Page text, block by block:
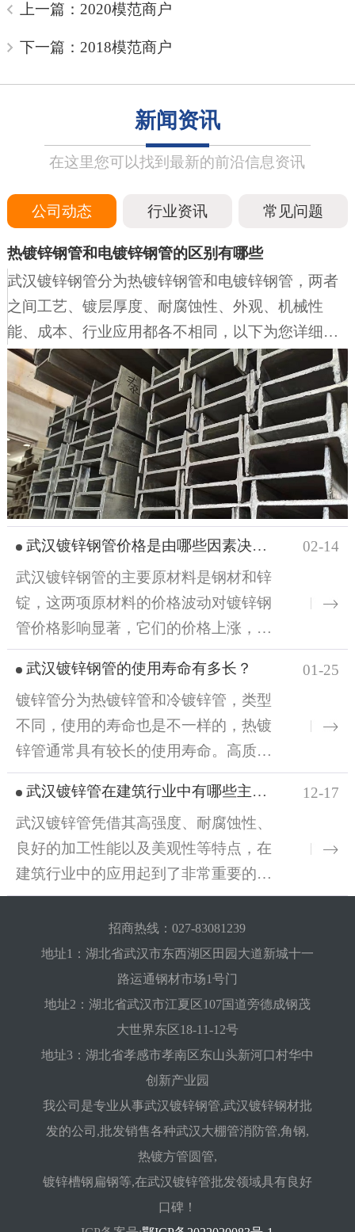
上一篇：2020模范商户
下一篇：2018模范商户
新闻资讯
在这里您可以找到最新的前沿信息资讯
公司动态 行业资讯 常见问题
热镀锌钢管和电镀锌钢管的区别有哪些
武汉镀锌钢管分为热镀锌钢管和电镀锌钢管，两者
之间工艺、镀层厚度、耐腐蚀性、外观、机械性
能、成本、行业应用都各不相同，以下为您详细说
明一、工艺方面1、热镀锌钢管：先将钢管进行酸洗
以去除表面的氧化铁，然后通过氯化铵或氯化锌水
溶液等进行清洗，再送入温度约 450℃的热浸镀槽
中，使钢管基体与熔融的镀液发生复杂的物理、化
学反应，形成锌 - 铁合金层。2、电镀锌钢管：利用
电解设备，将经过除油、酸洗后的钢管放入成分为
锌盐的溶液中并连接电解设备的负极，在对面放置
锌板连接正极，接通电源后，利用电流使锌离子在
管：镀层较厚，通常为50-100微米。2、电镀锌钢
管：镀层较薄，通常为5-30微米。三、耐腐蚀性能
和机械性能1、耐腐蚀性：热镀锌钢管的锌层厚，合
金层与纯锌层、钢管基体融为一体，耐腐蚀能力
层，容易脱落，耐腐蚀性能较差。2、镀层结合力：
热镀锌钢管的镀层与基体形成冶金结合，结合力
强，在受到外力冲击或摩擦时，镀层不易剥落；电
镀锌钢管的镀层与基体结合力相对较弱，外力作用
下易出现剥落现象。1、四、价格方面热镀锌钢管生
产工艺复杂...
武汉镀锌钢管价格是由哪些因素决定的
02-14
武汉镀锌钢管的主要原材料是钢材和锌
锭，这两项原材料的价格波动对镀锌钢
管价格影响显著，它们的价格上涨，镀
锌钢管价格也会随之上升；镀锌工艺有
热镀锌和冷镀锌之分。热镀锌层厚，耐
腐蚀性强，生产工艺相对复杂，成本较
高，价格也比冷镀锌钢管高。冷镀锌工
艺相对简单，成本较低，但耐腐蚀性不
如热镀锌，价格也相对较低。镀锌钢管
的另一个关键的因素，镀锌钢管的直
径、壁厚等规格不同，价格也不同。一
般来说，直径越大、壁厚越厚，生产所
格也就越高产品的质量标准包括镀锌层
厚度、钢管的力学性能等。符合更高质
量标准的镀锌钢管，生产过程中的质量
控制更严格，检测成本也更高，价格自
然也会更高。最后是运输成本，运输距
离越远，成本越高，海运、铁路、公路
等不同运输方式成本不同。我公司是一
家专业从事武汉镀锌钢管及武汉镀锌钢
材批发的武汉镀锌管厂家,公司产品主
要包括武汉大棚管消防管,武汉热镀方
管圆管角铁,武汉镀锌槽钢扁钢,工字钢
H型钢,规格齐全,库存充足,欢迎选购！
武汉镀锌钢管的使用寿命有多长？
01-25
镀锌管分为热镀锌管和冷镀锌管，类型
不同，使用的寿命也是不一样的，热镀
锌管通常具有较长的使用寿命。高质量
的热镀锌工艺可以确保锌层均匀、牢固
地附着在钢管表面，从而提高其抗腐蚀
性能。在常规的使用环境下，如普通的
建筑给排水系统，热镀锌管的使用年限
可以达到20年以上，甚至更久。一些资
热镀锌管的使用寿命可以达到50年或更
长。然而，如果镀锌层质量不佳或使用
环境恶劣，其使用寿命可能会缩短。冷
镀锌管的抗腐蚀性能相对较差，使用寿
命也较短。一般来说，冷镀锌管在使用
1年左右就可能开始生锈，使用年限通
常为2~3年。镀锌管的使用寿命还可能
受到安装方法、管道尺寸以及使用过程
中的物理损伤等因素的影响。不合理的
安装或密封不严会导致水管内部积存污
垢，加速水管腐蚀；而外径较小的镀锌
管由于表面积相对较小，更容易受到氧
武汉镀锌管在建筑行业中有哪些主要用途？
12-17
武汉镀锌管凭借其高强度、耐腐蚀性、
良好的加工性能以及美观性等特点，在
建筑行业中的应用起到了非常重要的作
用，一、承重与支撑结构镀锌管因其高
强度特性，常被用于建筑中的梁柱和屋
架等承重结构，能够承受较大的载荷，
同时耐腐蚀性能保证了结构在恶劣环境
下的长期稳定性。二、管道系统镀锌管
具有良好的耐腐蚀性，能够有效防止管
内生锈，从而保证生活用水的质量，在
建筑消防系统中，镀锌管是消防水管的
常用材料。它能够承受一定的压力，确
保在火灾发生时，消防用水可以迅速、
稳定地通过管道输送到消防设备，如消
火栓、喷淋头。因为火灾现场的环境较
为恶劣，镀锌管的耐腐蚀性有助于维持
消防系统的长期有效性。三、防护结构
招商热线：027-83081239
地址1：湖北省武汉市东西湖区田园大道新城十一
路运通钢材市场1号门
地址2：湖北省武汉市江夏区107国道旁德成钢茂
大世界东区18-11-12号
地址3：湖北省孝感市孝南区东山头新河口村华中
创新产业园
我公司是专业从事武汉镀锌钢管,武汉镀锌钢材批
发的公司,批发销售各种武汉大棚管消防管,角钢,
热镀方管圆管,
镀锌槽钢扁钢等,在武汉镀锌管批发领域具有良好
口碑！